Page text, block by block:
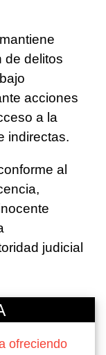
de delitos
acciones
a la
indirectas.
al
judicial
ofreciendo